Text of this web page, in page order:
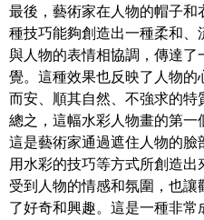
最後，藝術家在人物的帽子
種技巧能夠創造出一種柔和
與人物的表情相協調，傳達
覺。這種效果也反映了人物
而安、順其自然、不強求的特
總之，這幅水彩人物畫的第一
這是藝術家通過遮住人物的
用水彩的技巧等方式所創造
受到人物的情感和氛圍，也
了好奇和興趣。這是一種非